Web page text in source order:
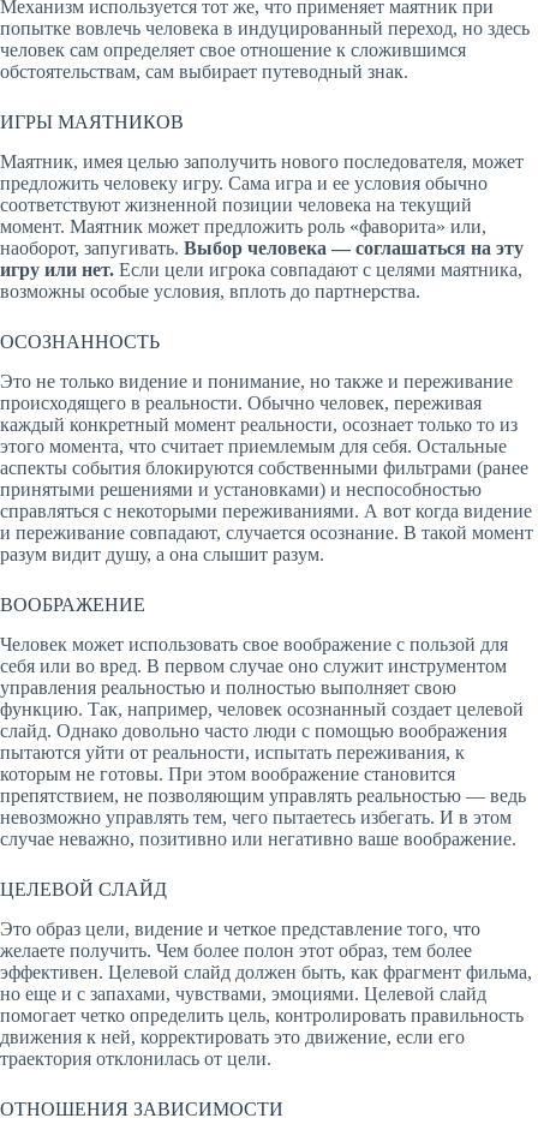
Механизм используется тот же, что применяет маятник при
попытке вовлечь человека в индуцированный переход, но здесь
человек сам определяет свое отношение к сложившимся
обстоятельствам, сам выбирает путеводный знак.
ИГРЫ МАЯТНИКОВ
Маятник, имея целью заполучить нового последователя, может
предложить человеку игру. Сама игра и ее условия обычно
соответствуют жизненной позиции человека на текущий
момент. Маятник может предложить роль «фаворита» или,
наоборот, запугивать. Выбор человека — соглашаться на эту
игру или нет. Если цели игрока совпадают с целями маятника,
возможны особые условия, вплоть до партнерства.
ОСОЗНАННОСТЬ
Это не только видение и понимание, но также и переживание
происходящего в реальности. Обычно человек, переживая
каждый конкретный момент реальности, осознает только то из
этого момента, что считает приемлемым для себя. Остальные
аспекты события блокируются собственными фильтрами (ранее
принятыми решениями и установками) и неспособностью
справляться с некоторыми переживаниями. А вот когда видение
и переживание совпадают, случается осознание. В такой момент
разум видит душу, а она слышит разум.
ВООБРАЖЕНИЕ
Человек может использовать свое воображение с пользой для
себя или во вред. В первом случае оно служит инструментом
управления реальностью и полностью выполняет свою
функцию. Так, например, человек осознанный создает целевой
слайд. Однако довольно часто люди с помощью воображения
пытаются уйти от реальности, испытать переживания, к
которым не готовы. При этом воображение становится
препятствием, не позволяющим управлять реальностью — ведь
невозможно управлять тем, чего пытаетесь избегать. И в этом
случае неважно, позитивно или негативно ваше воображение.
ЦЕЛЕВОЙ СЛАЙД
Это образ цели, видение и четкое представление того, что
желаете получить. Чем более полон этот образ, тем более
эффективен. Целевой слайд должен быть, как фрагмент фильма,
но еще и с запахами, чувствами, эмоциями. Целевой слайд
помогает четко определить цель, контролировать правильность
движения к ней, корректировать это движение, если его
траектория отклонилась от цели.
ОТНОШЕНИЯ ЗАВИСИМОСТИ